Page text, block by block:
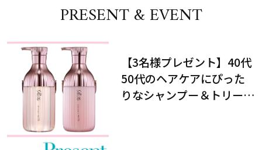
PRESENT & EVENT
【3名様プレゼント】40代
50代のヘアケアにぴった
りなシャンプー＆トリート